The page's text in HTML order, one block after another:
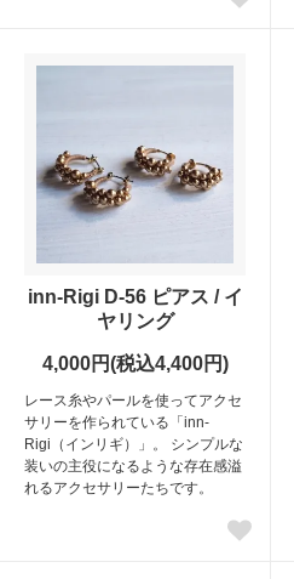
inn-Rigi D-56 ピアス / イ
ヤリング
4,000円(税込4,400円)
レース糸やパールを使ってアクセ
サリーを作られている「inn-
Rigi（インリギ）」。 シンプルな
装いの主役になるような存在感溢
れるアクセサリーたちです。